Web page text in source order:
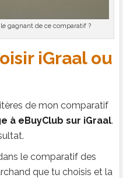
le gagnant de ce comparatif ?
iGraal ou
de mon comparatif
à eBuyClub sur iGraal.
le comparatif des
que tu choisis et la